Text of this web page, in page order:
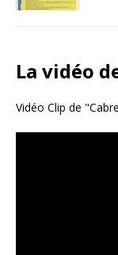
La vidéo
Vidéo Clip de